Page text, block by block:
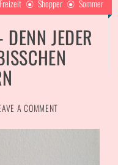
Freizeit Shopper Sommer
JEDER
A COMMENT